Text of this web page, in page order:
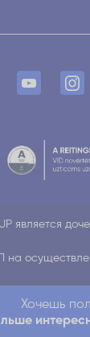
Хочешь
является
на
LV-1012